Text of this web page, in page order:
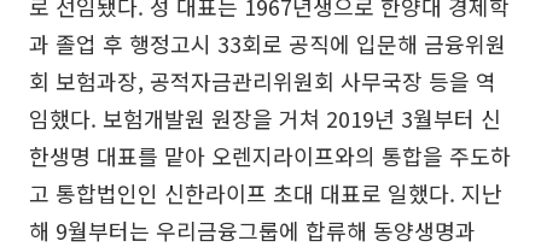
과 졸업 후 행정고시 33회로 공직에 입문해 금융위원
회 보험과장, 공적자금관리위원회 사무국장 등을 역
임했다. 보험개발원 원장을 거쳐 2019년 3월부터 신
한생명 대표를 맡아 오렌지라이프와의 통합을 주도하
고 통합법인인 신한라이프 초대 대표로 일했다. 지난
해 9월부터는 우리금융그룹에 합류해 동양생명과